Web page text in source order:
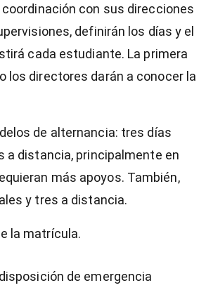
con sus direcciones
definirán los días y el
cada estudiante. La primera
los directores darán a conocer la
de alternancia: tres días
a distancia, principalmente en
más apoyos. También,
y tres a distancia.
la matrícula.
de emergencia